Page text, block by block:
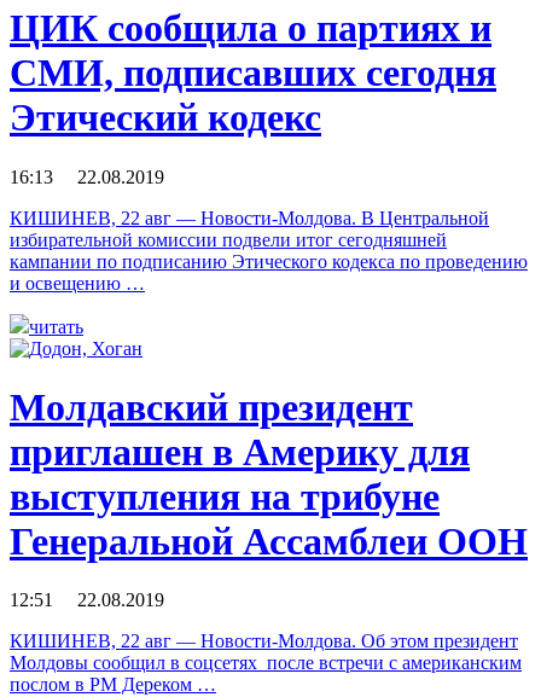
ЦИК сообщила о партиях и
СМИ, подписавших сегодня
Этический кодекс
16:13 22.08.2019
КИШИНЕВ, 22 авг — Новости-Молдова. В Центральной
избирательной комиссии подвели итог сегодняшней
кампании по подписанию Этического кодекса по проведению
и освещению …
читать
Молдавский президент
приглашен в Америку для
выступления на трибуне
Генеральной Ассамблеи ООН
12:51 22.08.2019
КИШИНЕВ, 22 авг — Новости-Молдова. Об этом президент
Молдовы сообщил в соцсетях после встречи с американским
послом в РМ Дереком …